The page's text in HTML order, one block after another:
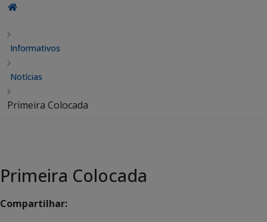
Informativos
Notícias
Primeira Colocada
Primeira Colocada
Compartilhar: